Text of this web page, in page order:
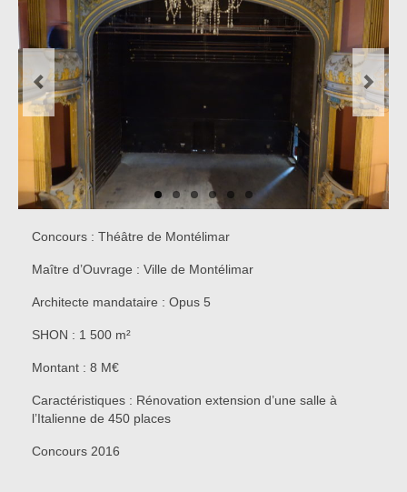
Réalisations
Presse
Partenaires
Contact
Concours : Théâtre de Montélimar
Maître d’Ouvrage : Ville de Montélimar
Architecte mandataire : Opus 5
SHON : 1 500 m²
Montant : 8 M€
Caractéristiques : Rénovation extension d’une salle à
l’Italienne de 450 places
Concours 2016